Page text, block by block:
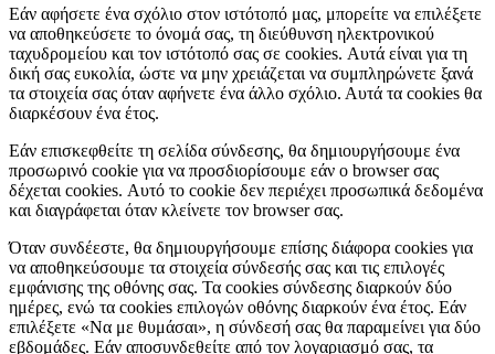
Εάν αφήσετε ένα σχόλιο στον ιστότοπό μας, μπορείτε να επιλέξετε
να αποθηκεύσετε το όνομά σας, τη διεύθυνση ηλεκτρονικού
ταχυδρομείου και τον ιστότοπό σας σε cookies. Αυτά είναι για τη
δική σας ευκολία, ώστε να μην χρειάζεται να συμπληρώνετε ξανά
τα στοιχεία σας όταν αφήνετε ένα άλλο σχόλιο. Αυτά τα cookies θα
διαρκέσουν ένα έτος.
Εάν επισκεφθείτε τη σελίδα σύνδεσης, θα δημιουργήσουμε ένα
προσωρινό cookie για να προσδιορίσουμε εάν ο browser σας
δέχεται cookies. Αυτό το cookie δεν περιέχει προσωπικά δεδομένα
και διαγράφεται όταν κλείνετε τον browser σας.
Όταν συνδέεστε, θα δημιουργήσουμε επίσης διάφορα cookies για
να αποθηκεύσουμε τα στοιχεία σύνδεσής σας και τις επιλογές
εμφάνισης της οθόνης σας. Τα cookies σύνδεσης διαρκούν δύο
ημέρες, ενώ τα cookies επιλογών οθόνης διαρκούν ένα έτος. Εάν
επιλέξετε «Να με θυμάσαι», η σύνδεσή σας θα παραμείνει για δύο
εβδομάδες. Εάν αποσυνδεθείτε από τον λογαριασμό σας, τα